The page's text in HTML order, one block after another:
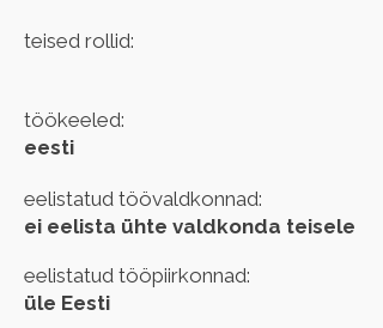
teised rollid:
töökeeled:
eesti
eelistatud töövaldkonnad:
ei eelista ühte valdkonda teisele
eelistatud tööpiirkonnad:
üle Eesti